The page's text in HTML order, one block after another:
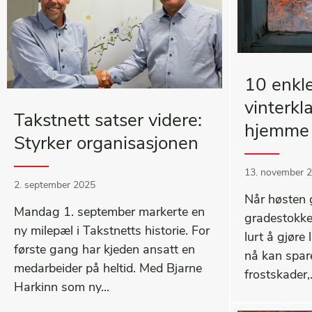
10
13. november
Når høsten
lurt å gjøre
nå kan
Takstnett satser videre:
Styrker organisasjonen
2. september 2025
Mandag 1. september markerte en
ny milepæl i Takstnetts historie. For
første gang har kjeden ansatt en
medarbeider på heltid. Med Bjarne
Harkinn som ny...